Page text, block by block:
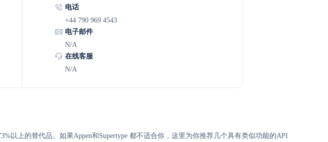
电话
+44 790 969 4543
电子邮件
N/A
在线客服
N/A
以上的替代品。如果Appen和Supertype 都不适合你，这里为你推荐几个具有类似功能的API